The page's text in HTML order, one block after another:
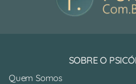
SOBRE O
Quem Somos